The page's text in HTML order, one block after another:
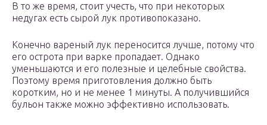
В то же время, стоит учесть, что при некоторых
недугах есть сырой лук противопоказано.
Конечно вареный лук переносится лучше, потому что
его острота при варке пропадает. Однако
уменьшаются и его полезные и целебные свойства.
Поэтому время приготовления должно быть
коротким, но и не менее 1 минуты. А получившийся
бульон также можно эффективно использовать.